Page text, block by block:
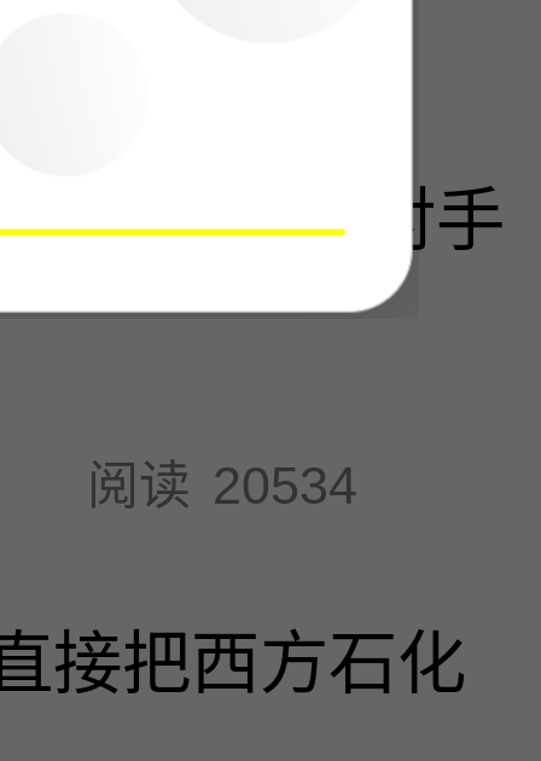
神，最大对手
阅读 20534
接把西方石化